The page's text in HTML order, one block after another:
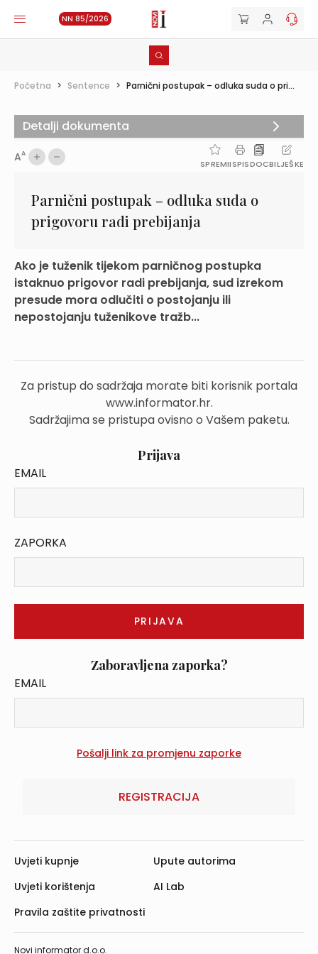
NN 85/2026
Početna > Sentence > Parnični postupak – odluka suda o pri...
AA
SPREMIISPISDOCBILJEŠKE
Parnični postupak – odluka suda o
prigovoru radi prebijanja
Ako je tuženik tijekom parničnog postupka
istaknuo prigovor radi prebijanja, sud izrekom
presude mora odlučiti o postojanju ili
nepostojanju tuženikove tražb...
Za pristup do sadržaja morate biti korisnik portala
www.informator.hr.
Sadržajima se pristupa ovisno o Vašem paketu.
Prijava
EMAIL
ZAPORKA
Zaboravljena zaporka?
EMAIL
REGISTRACIJA
Detalji dokumenta
Novi informator d.o.o.
Uvjeti kupnje
Uvjeti korištenja
Pravila zaštite privatnosti
Upute autorima
AI Lab